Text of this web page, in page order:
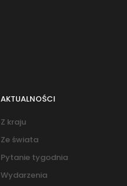
AKTUALNOŚCI
Z kraju
Ze świata
Pytanie tygodnia
Wydarzenia